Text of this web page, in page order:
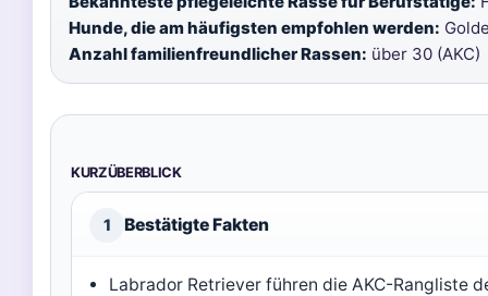
Hunde, die am häufigsten empfohlen werden:
Anzahl familienfreundlicher Rassen: über 30 (AKC)
KURZÜBERBLICK
1 Bestätigte Fakten
Labrador Retriever führen die AKC-Rangliste